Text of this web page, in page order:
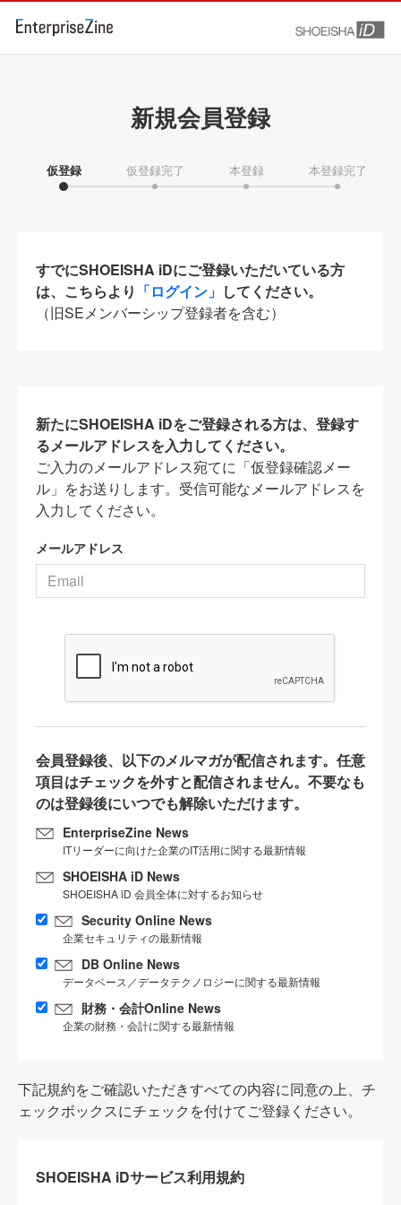
新規会員登録
仮登録 仮登録完了 本登録 本登録完了
すでにSHOEISHA iDにご登録いただいている方
は、こちらより 「ログイン」 してください。
（旧SEメンバーシップ登録者を含む）
新たにSHOEISHA iDをご登録される方は、登録す
るメールアドレスを入力してください。
ご入力のメールアドレス宛てに「仮登録確認メー
ル」をお送りします。受信可能なメールアドレスを
入力してください。
メールアドレス
会員登録後、以下のメルマガが配信されます。任意
項目はチェックを外すと配信されません。不要なも
のは登録後にいつでも解除いただけます。
EnterpriseZine News
ITリーダーに向けた企業のIT活用に関する最新情報
SHOEISHA iD News
SHOEISHA iD 会員全体に対するお知らせ
Security Online News
企業セキュリティの最新情報
DB Online News
データベース／データテクノロジーに関する最新情報
財務・会計Online News
企業の財務・会計に関する最新情報
下記規約をご確認いただきすべての内容に同意の上、チ
ェックボックスにチェックを付けてご登録ください。
SHOEISHA iDサービス利用規約